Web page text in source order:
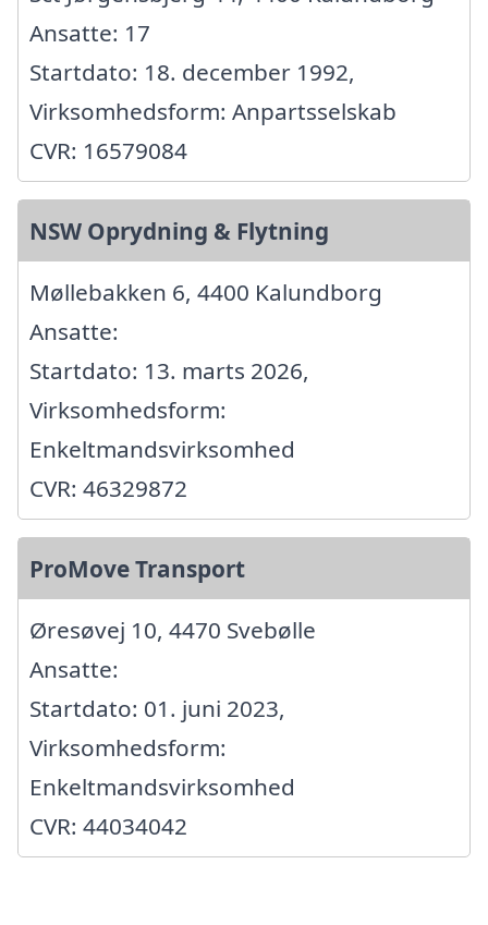
Ansatte: 17
Startdato: 18. december 1992,
Virksomhedsform: Anpartsselskab
CVR: 16579084
NSW Oprydning & Flytning
Møllebakken 6, 4400 Kalundborg
Ansatte:
Startdato: 13. marts 2026,
Virksomhedsform:
Enkeltmandsvirksomhed
CVR: 46329872
ProMove Transport
Øresøvej 10, 4470 Svebølle
Ansatte:
Startdato: 01. juni 2023,
Virksomhedsform:
Enkeltmandsvirksomhed
CVR: 44034042